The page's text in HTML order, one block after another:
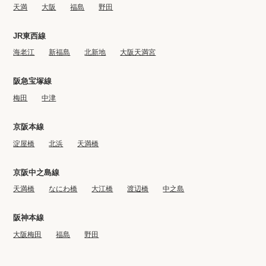
天満 大阪 福島 野田
JR東西線
海老江 新福島 北新地 大阪天満宮
阪急宝塚線
梅田 中津
京阪本線
淀屋橋 北浜 天満橋
京阪中之島線
天満橋 なにわ橋 大江橋 渡辺橋 中之島
阪神本線
大阪梅田 福島 野田